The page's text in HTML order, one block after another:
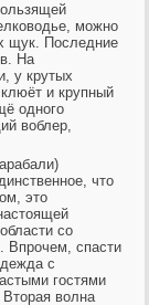
можно
щук. Последние
На
у крутых
и крупный
одного
воблер,
что
это
со
Впрочем, спасти
с
гостями
Вторая волна